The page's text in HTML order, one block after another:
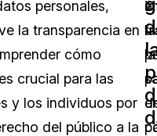
personales,
la transparencia en
cómo
crucial para las
y los individuos por
del público a la
la
a